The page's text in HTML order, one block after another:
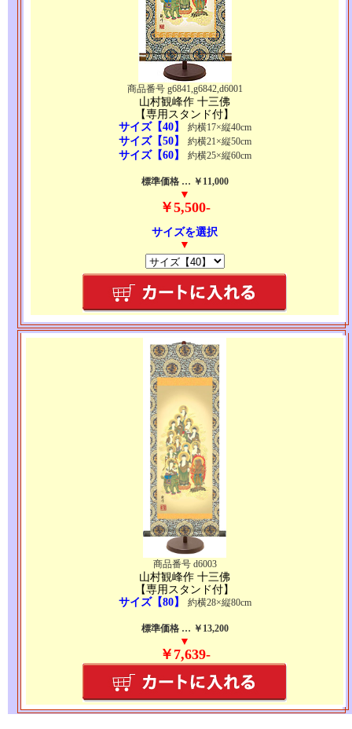
商品番号 g6841,g6842,d6001
山村観峰作 十三佛
【専用スタンド付】
サイズ【40】 約横17×縦40cm
サイズ【50】 約横21×縦50cm
サイズ【60】 約横25×縦60cm
標準価格 … ￥11,000
▼
￥5,500-
サイズを選択
▼
商品番号 d6003
山村観峰作 十三佛
【専用スタンド付】
サイズ【80】 約横28×縦80cm
標準価格 … ￥13,200
▼
￥7,639-